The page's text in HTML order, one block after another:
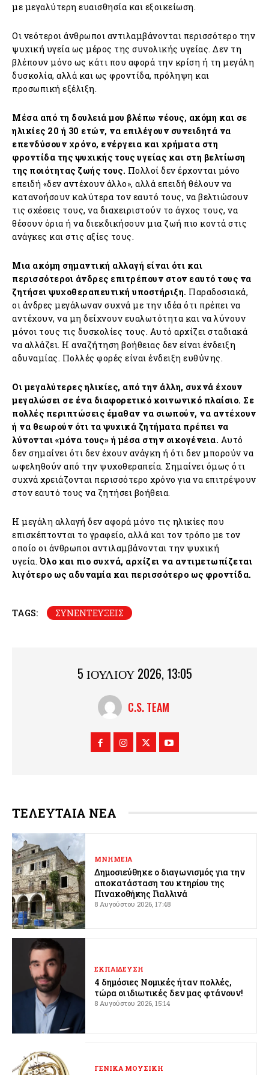
με μεγαλύτερη ευαισθησία και εξοικείωση.
Οι νεότεροι άνθρωποι αντιλαμβάνονται περισσότερο την
ψυχική υγεία ως μέρος της συνολικής υγείας. Δεν τη
βλέπουν μόνο ως κάτι που αφορά την κρίση ή τη μεγάλη
δυσκολία, αλλά και ως φροντίδα, πρόληψη και
προσωπική εξέλιξη.
Μέσα από τη δουλειά μου βλέπω νέους, ακόμη και σε
ηλικίες 20 ή 30 ετών, να επιλέγουν συνειδητά να
επενδύσουν χρόνο, ενέργεια και χρήματα στη
φροντίδα της ψυχικής τους υγείας και στη βελτίωση
της ποιότητας ζωής τους. Πολλοί δεν έρχονται μόνο
επειδή «δεν αντέχουν άλλο», αλλά επειδή θέλουν να
κατανοήσουν καλύτερα τον εαυτό τους, να βελτιώσουν
τις σχέσεις τους, να διαχειριστούν το άγχος τους, να
θέσουν όρια ή να διεκδικήσουν μια ζωή πιο κοντά στις
ανάγκες και στις αξίες τους.
Μια ακόμη σημαντική αλλαγή είναι ότι και
περισσότεροι άνδρες επιτρέπουν στον εαυτό τους να
ζητήσει ψυχοθεραπευτική υποστήριξη. Παραδοσιακά,
οι άνδρες μεγάλωναν συχνά με την ιδέα ότι πρέπει να
αντέχουν, να μη δείχνουν ευαλωτότητα και να λύνουν
μόνοι τους τις δυσκολίες τους. Αυτό αρχίζει σταδιακά
να αλλάζει. Η αναζήτηση βοήθειας δεν είναι ένδειξη
αδυναμίας. Πολλές φορές είναι ένδειξη ευθύνης.
Οι μεγαλύτερες ηλικίες, από την άλλη, συχνά έχουν
μεγαλώσει σε ένα διαφορετικό κοινωνικό πλαίσιο. Σε
πολλές περιπτώσεις έμαθαν να σιωπούν, να αντέχουν
ή να θεωρούν ότι τα ψυχικά ζητήματα πρέπει να
λύνονται «μόνα τους» ή μέσα στην οικογένεια. Αυτό
δεν σημαίνει ότι δεν έχουν ανάγκη ή ότι δεν μπορούν να
ωφεληθούν από την ψυχοθεραπεία. Σημαίνει όμως ότι
συχνά χρειάζονται περισσότερο χρόνο για να επιτρέψουν
στον εαυτό τους να ζητήσει βοήθεια.
Η μεγάλη αλλαγή δεν αφορά μόνο τις ηλικίες που
επισκέπτονται το γραφείο, αλλά και τον τρόπο με τον
οποίο οι άνθρωποι αντιλαμβάνονται την ψυχική
υγεία. Όλο και πιο συχνά, αρχίζει να αντιμετωπίζεται
λιγότερο ως αδυναμία και περισσότερο ως φροντίδα.
TAGS: ΣΥΝΕΝΤΕΥΞΕΙΣ
5 ΙΟΥΛΊΟΥ 2026, 13:05
C.S. TEAM
ΤΕΛΕΥΤΑΙΑ ΝΕΑ
ΜΝΗΜΕΙΑ
Δημοσιεύθηκε ο διαγωνισμός για την
αποκατάσταση του κτηρίου της
Πινακοθήκης Γιαλλινά
8 Αυγούστου 2026, 17:48
ΕΚΠΑΙΔΕΥΣΗ
4 δημόσιες Νομικές ήταν πολλές,
τώρα οι ιδιωτικές δεν μας φτάνουν!
8 Αυγούστου 2026, 15:14
ΓΕΝΙΚΑ ΜΟΥΣΙΚΗ